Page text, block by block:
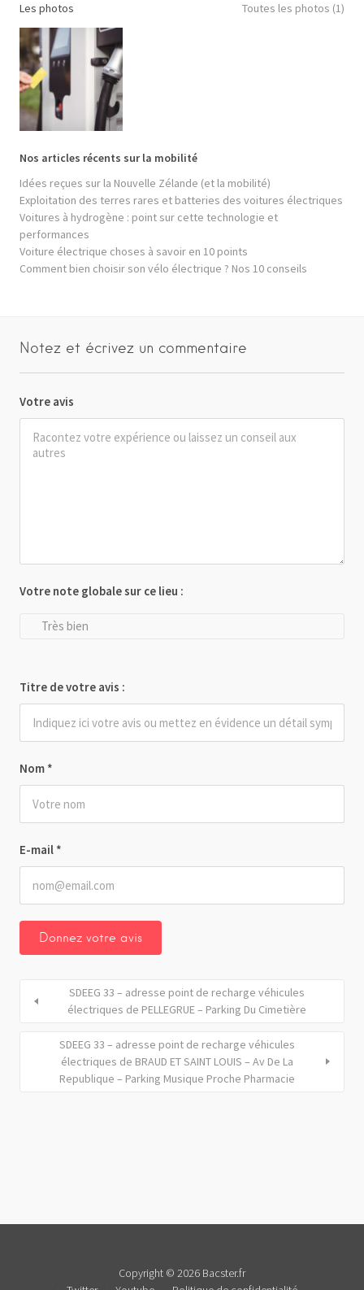
Les photos Toutes les photos (1)
Nos articles récents sur la mobilité
Idées reçues sur la Nouvelle Zélande (et la mobilité)
Exploitation des terres rares et batteries des voitures électriques
Voitures à hydrogène : point sur cette technologie et
performances
Voiture électrique choses à savoir en 10 points
Comment bien choisir son vélo électrique ? Nos 10 conseils
Notez et écrivez un commentaire
Votre avis
Nom *
E-mail *
Votre note globale sur ce lieu :
Très bien
Titre de votre avis :
SDEEG 33 – adresse point de recharge véhicules
électriques de PELLEGRUE – Parking Du Cimetière
SDEEG 33 – adresse point de recharge véhicules
électriques de BRAUD ET SAINT LOUIS – Av De La
Republique – Parking Musique Proche Pharmacie
Copyright © 2026 Bacster.fr